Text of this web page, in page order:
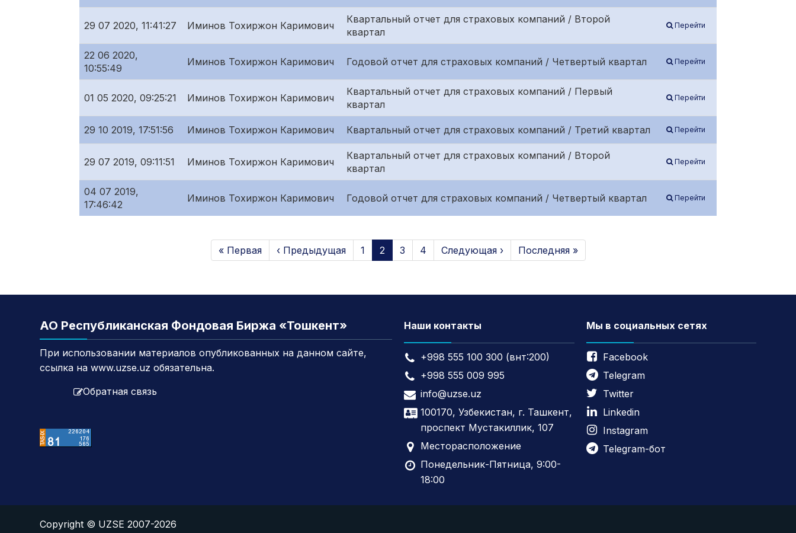
29 07 2020, 11:41:27 Иминов Тохиржон Каримович
Квартальный отчет для страховых компаний / Второй
квартал
Перейти
22 06 2020,
10:55:49
Иминов Тохиржон Каримович Годовой отчет для страховых компаний / Четвертый квартал Перейти
01 05 2020, 09:25:21 Иминов Тохиржон Каримович
Квартальный отчет для страховых компаний / Первый
квартал
Перейти
29 10 2019, 17:51:56 Иминов Тохиржон Каримович Квартальный отчет для страховых компаний / Третий квартал Перейти
29 07 2019, 09:11:51 Иминов Тохиржон Каримович
Квартальный отчет для страховых компаний / Второй
квартал
Перейти
04 07 2019,
17:46:42
Иминов Тохиржон Каримович Годовой отчет для страховых компаний / Четвертый квартал Перейти
« Первая ‹ Предыдущая 1 2 3 4 Следующая › Последняя »
АО Республиканская Фондовая Биржа «Тошкент»
При использовании материалов опубликованных на данном сайте,
ссылка на www.uzse.uz обязательна.
Обратная связь
Наши контакты
+998 555 100 300 (внт:200)
+998 555 009 995
info@uzse.uz
100170, Узбекистан, г. Ташкент,
проспект Мустакиллик, 107
Месторасположение
Понедельник-Пятница, 9:00-
18:00
Мы в социальных сетях
Facebook
Telegram
Twitter
Linkedin
Instagram
Telegram-бот
Copyright © UZSE 2007-2026